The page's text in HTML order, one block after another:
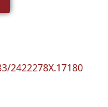
2422278X.17180